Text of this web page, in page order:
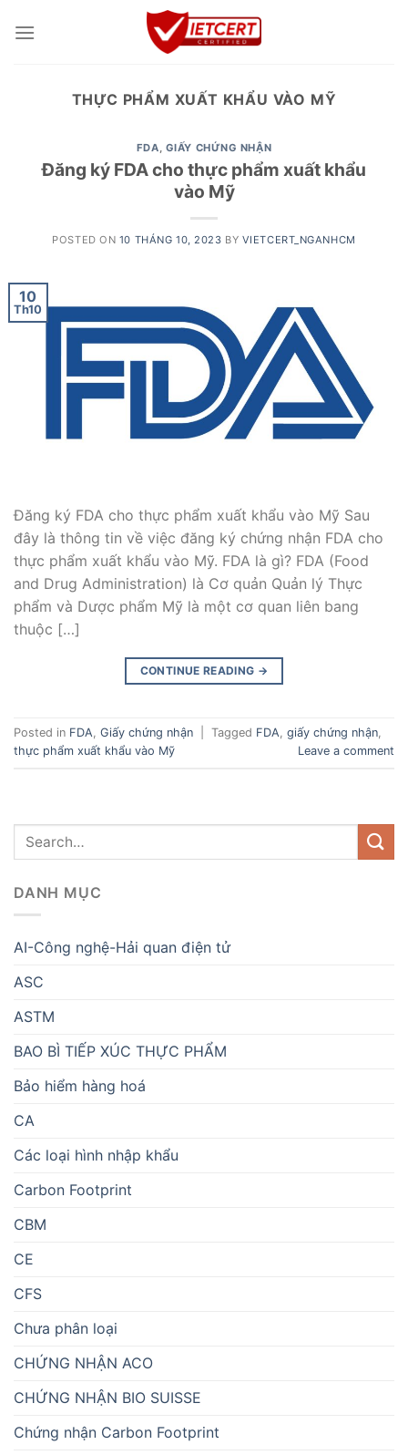
THỰC PHẨM XUẤT KHẨU VÀO MỸ
FDA, GIẤY CHỨNG NHẬN
Đăng ký FDA cho thực phẩm xuất khẩu
vào Mỹ
POSTED ON 10 THÁNG 10, 2023 BY VIETCERT_NGANHCM
10
Th10
Đăng ký FDA cho thực phẩm xuất khẩu vào Mỹ Sau
đây là thông tin về việc đăng ký chứng nhận FDA cho
thực phẩm xuất khẩu vào Mỹ. FDA là gì? FDA (Food
and Drug Administration) là Cơ quản Quản lý Thực
phẩm và Dược phẩm Mỹ là một cơ quan liên bang
thuộc […]
CONTINUE READING →
Posted in FDA, Giấy chứng nhận Tagged FDA, giấy chứng nhận,
thực phẩm xuất khẩu vào Mỹ
Leave a comment
DANH MỤC
AI-Công nghệ-Hải quan điện tử
ASC
ASTM
BAO BÌ TIẾP XÚC THỰC PHẨM
Bảo hiểm hàng hoá
CA
Các loại hình nhập khẩu
Carbon Footprint
CBM
CE
CFS
Chưa phân loại
CHỨNG NHẬN ACO
CHỨNG NHẬN BIO SUISSE
Chứng nhận Carbon Footprint